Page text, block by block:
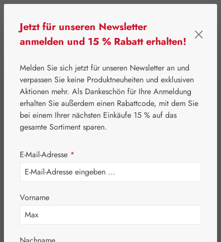
⌂ Gall Pharma Augen
Zeaxanthin 6 mg
GPH Kapseln
Bildergalerie überspringen
Jetzt für unseren Newsletter
anmelden und 15 % Rabatt erhalten!
Melden Sie sich jetzt für unseren Newsletter an und
verpassen Sie keine Produktneuheiten und exklusiven
Aktionen mehr. Als Dankeschön für Ihre Anmeldung
erhalten Sie außerdem einen Rabattcode, mit dem Sie
bei einem Ihrer nächsten Einkäufe 15 % auf das
gesamte Sortiment sparen.
E-Mail-Adresse *
Vorname